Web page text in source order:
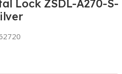
Lock ZSDL-A270-S-